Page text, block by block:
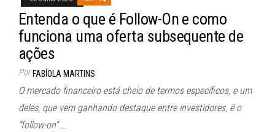
Entenda o que é Follow-On e como
funciona uma oferta subsequente de
ações
Por FABÍOLA MARTINS
O mercado financeiro está cheio de termos específicos, e um
deles, que vem ganhando destaque entre investidores, é o
“follow-on”.…